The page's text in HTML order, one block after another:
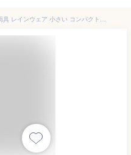
カッパ レインコート 使い捨て 3枚 雨具 レインウェア 小さい コンパクト 雨合羽 かっぱ ロング 大人 送料無料 ネコポス 使い捨てカッパ アメポン フード付 携帯用 ポケットサイズ お花見 ブルー イエロー 旅行 アウトドア 自転車 通学 コンサート フェス スポーツ観戦 防災